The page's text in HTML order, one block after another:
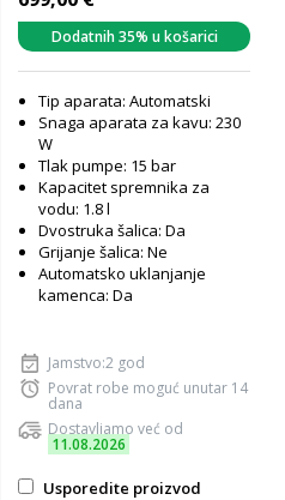
Dodatnih 35% u košarici
Tip aparata: Automatski
Snaga aparata za kavu: 230
W
Tlak pumpe: 15 bar
Kapacitet spremnika za
vodu: 1.8 l
Dvostruka šalica: Da
Grijanje šalica: Ne
Automatsko uklanjanje
kamenca: Da
Jamstvo:2 god
Povrat robe moguć unutar 14
dana
Dostavljamo već od
11.08.2026
Usporedite proizvod